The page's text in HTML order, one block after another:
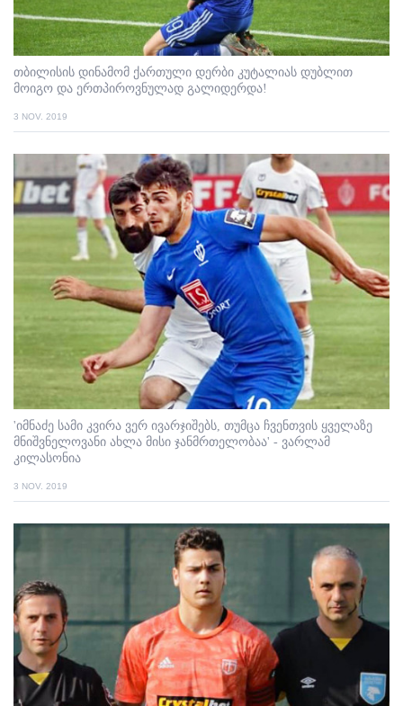
თბილისის დინამომ ქართული დერბი კუტალიას დუბლით
მოიგო და ერთპიროვნულად გალიდერდა!
3 NOV. 2019
'იმნაძე სამი კვირა ვერ ივარჯიშებს, თუმცა ჩვენთვის ყველაზე
მნიშვნელოვანი ახლა მისი ჯანმრთელობაა' - ვარლამ
კილასონია
3 NOV. 2019